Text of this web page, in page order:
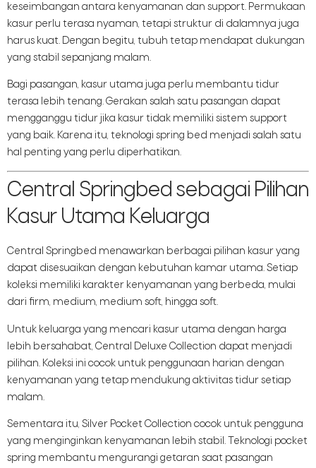
keseimbangan antara kenyamanan dan support. Permukaan
kasur perlu terasa nyaman, tetapi struktur di dalamnya juga
harus kuat. Dengan begitu, tubuh tetap mendapat dukungan
yang stabil sepanjang malam.
Bagi pasangan, kasur utama juga perlu membantu tidur
terasa lebih tenang. Gerakan salah satu pasangan dapat
mengganggu tidur jika kasur tidak memiliki sistem support
yang baik. Karena itu, teknologi spring bed menjadi salah satu
hal penting yang perlu diperhatikan.
Central Springbed sebagai Pilihan
Kasur Utama Keluarga
Central Springbed menawarkan berbagai pilihan kasur yang
dapat disesuaikan dengan kebutuhan kamar utama. Setiap
koleksi memiliki karakter kenyamanan yang berbeda, mulai
dari firm, medium, medium soft, hingga soft.
Untuk keluarga yang mencari kasur utama dengan harga
lebih bersahabat, Central Deluxe Collection dapat menjadi
pilihan. Koleksi ini cocok untuk penggunaan harian dengan
kenyamanan yang tetap mendukung aktivitas tidur setiap
malam.
Sementara itu, Silver Pocket Collection cocok untuk pengguna
yang menginginkan kenyamanan lebih stabil. Teknologi pocket
spring membantu mengurangi getaran saat pasangan